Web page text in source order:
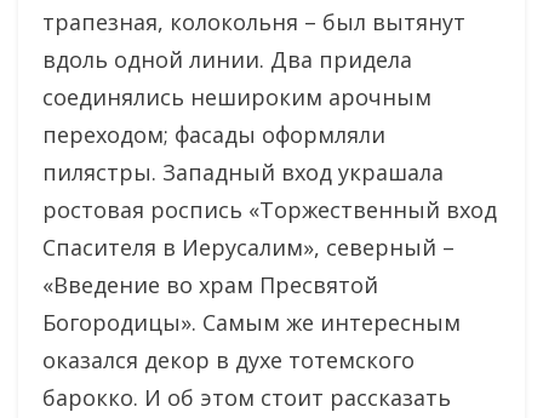
трапезная, колокольня – был вытянут
вдоль одной линии. Два придела
соединялись нешироким арочным
переходом; фасады оформляли
пилястры. Западный вход украшала
ростовая роспись «Торжественный вход
Спасителя в Иерусалим», северный –
«Введение во храм Пресвятой
Богородицы». Самым же интересным
оказался декор в духе тотемского
барокко. И об этом стоит рассказать